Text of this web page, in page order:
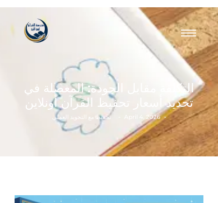
التكلفة مقابل الجودة: المعضلة في
تحديد أسعار تحفيظ القرآن أونلاين
تحفيظ مع التجويد العملي - April 4, 2026 -